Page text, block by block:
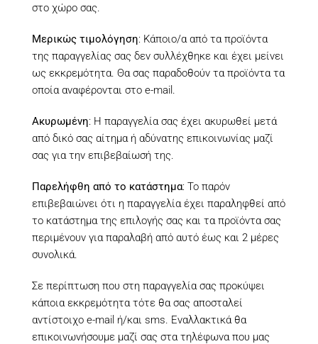
στο χώρο σας.
Μερικώς τιμολόγηση: Κάποιο/α από τα προϊόντα
της παραγγελίας σας δεν συλλέχθηκε και έχει μείνει
ως εκκρεμότητα. Θα σας παραδοθούν τα προϊόντα τα
οποία αναφέρονται στο e-mail.
Ακυρωμένη: Η παραγγελία σας έχει ακυρωθεί μετά
από δικό σας αίτημα ή αδύνατης επικοινωνίας μαζί
σας για την επιβεβαίωσή της.
Παρελήφθη από το κατάστημα: Το παρόν
επιβεβαιώνει ότι η παραγγελία έχει παραληφθεί από
το κατάστημα της επιλογής σας και τα προϊόντα σας
περιμένουν για παραλαβή από αυτό έως και 2 μέρες
συνολικά.
Σε περίπτωση που στη παραγγελία σας προκύψει
κάποια εκκρεμότητα τότε θα σας αποσταλεί
αντίστοιχο e-mail ή/και sms. Εναλλακτικά θα
επικοινωνήσουμε μαζί σας στα τηλέφωνα που μας